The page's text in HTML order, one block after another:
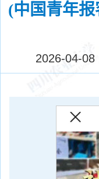
(中国青年
2026-04-08